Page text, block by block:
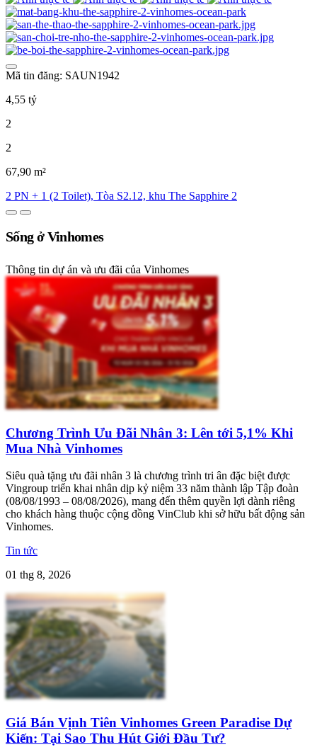
Mã tin đăng: SAUN1942
4,55 tỷ
2
2
67,90 m²
2 PN + 1 (2 Toilet), Tòa S2.12, khu The Sapphire 2
Sống ở Vinhomes
Thông tin dự án và ưu đãi của Vinhomes
Chương Trình Ưu Đãi Nhân 3: Lên tới 5,1% Khi
Mua Nhà Vinhomes
Siêu quà tặng ưu đãi nhân 3 là chương trình tri ân đặc biệt được
Vingroup triển khai nhân dịp kỷ niệm 33 năm thành lập Tập đoàn
(08/08/1993 – 08/08/2026), mang đến thêm quyền lợi dành riêng
cho khách hàng thuộc cộng đồng VinClub khi sở hữu bất động sản
Vinhomes.
Tin tức
01 thg 8, 2026
Giá Bán Vịnh Tiên Vinhomes Green Paradise Dự
Kiến: Tại Sao Thu Hút Giới Đầu Tư?